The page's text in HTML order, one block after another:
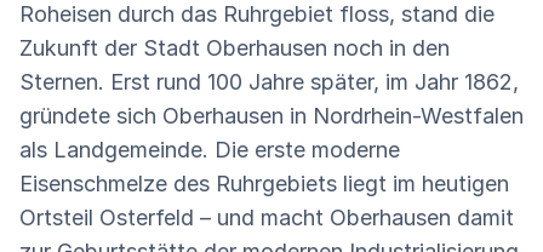
Roheisen durch das Ruhrgebiet floss, stand die
Zukunft der Stadt Oberhausen noch in den
Sternen. Erst rund 100 Jahre später, im Jahr 1862,
gründete sich Oberhausen in Nordrhein-Westfalen
als Landgemeinde. Die erste moderne
Eisenschmelze des Ruhrgebiets liegt im heutigen
Ortsteil Osterfeld – und macht Oberhausen damit